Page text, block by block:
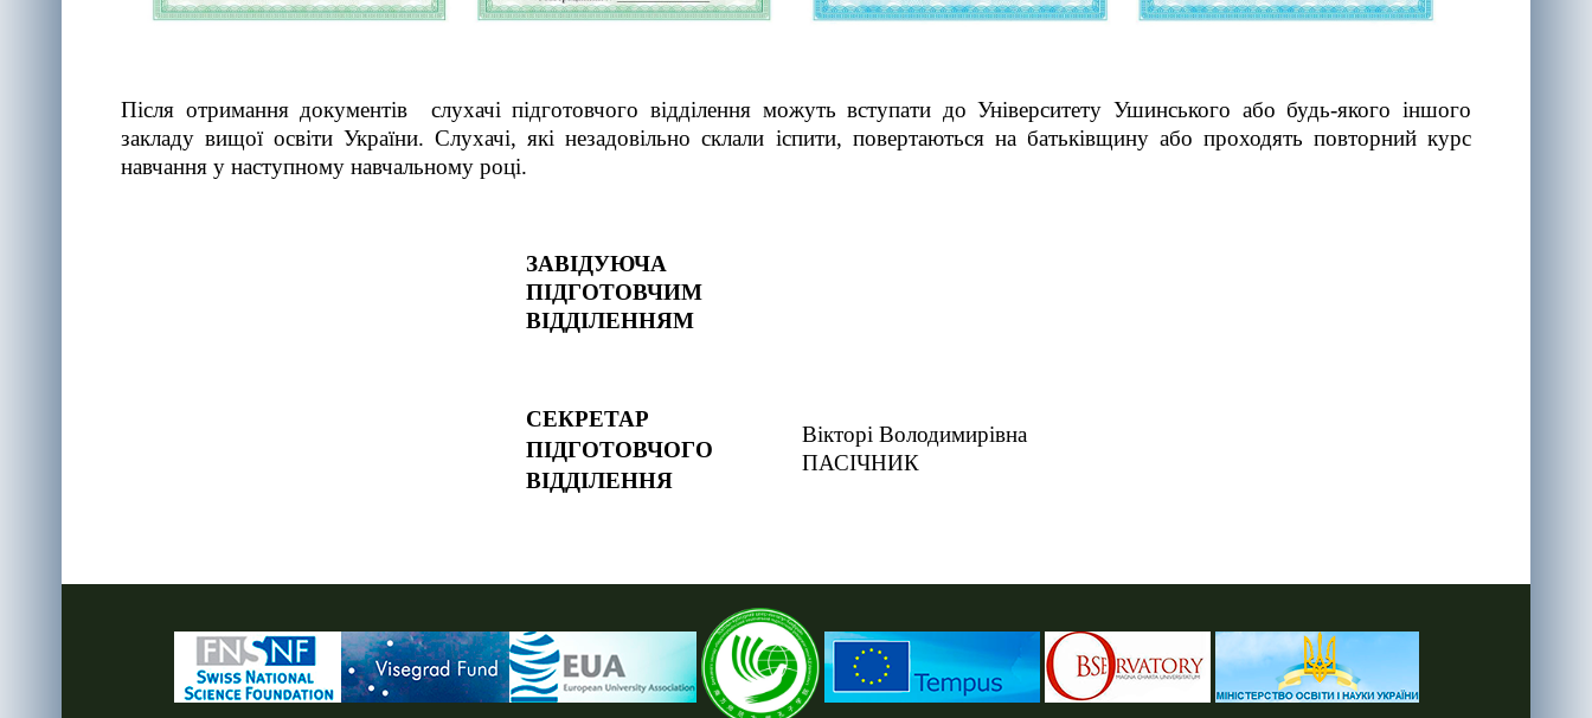
Після отримання документів слухачі підготовчого відділення можуть вступати до Університету Ушинського або будь-якого іншого
закладу вищої освіти України. Слухачі, які незадовільно склали іспити, повертаються на батьківщину або проходять повторний курс
навчання у наступному навчальному році.
ЗАВІДУЮЧА
ПІДГОТОВЧИМ
ВІДДІЛЕННЯМ
СЕКРЕТАР
ПІДГОТОВЧОГО
ВІДДІЛЕННЯ
Вікторі Володимирівна
ПАСІЧНИК